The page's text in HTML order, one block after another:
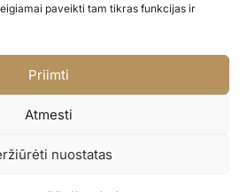
paveikti tam tikras funkcijas ir
Priimti
Atmesti
nuostatas
© BALIONAISUMEILE 2024